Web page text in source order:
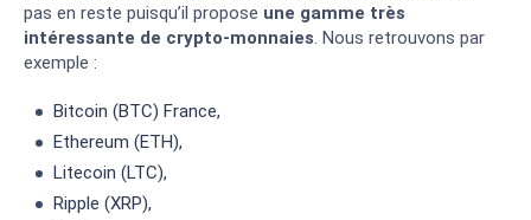
pas en reste puisqu’il propose une gamme très
intéressante de crypto-monnaies. Nous retrouvons par
exemple :
Bitcoin (BTC) France,
Ethereum (ETH),
Litecoin (LTC),
Ripple (XRP),